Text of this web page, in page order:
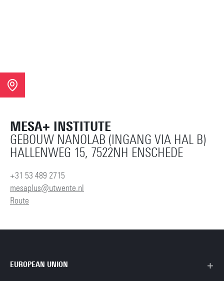
MESA+ INSTITUTE
GEBOUW NANOLAB (INGANG VIA HAL B)
HALLENWEG 15, 7522NH ENSCHEDE
+31 53 489 2715
mesaplus@utwente.nl
Route
EUROPEAN UNION